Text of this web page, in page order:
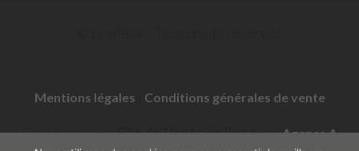
Mentions légales Conditions générales de vente
Création de ceSite de Vente en ligneparAgence A